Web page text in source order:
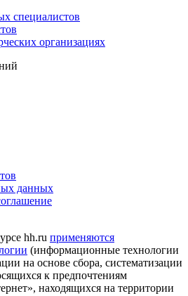
специалистов
организациях
данных
hh.ru применяются
(информационные технологии
на основе сбора, систематизации
к предпочтениям
находящихся на территории